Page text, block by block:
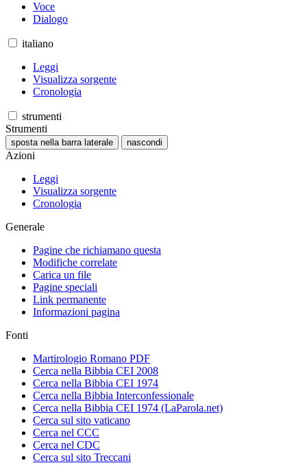
Voce
Dialogo
italiano
Leggi
Visualizza sorgente
Cronologia
strumenti
Strumenti
sposta nella barra laterale nascondi
Azioni
Leggi
Visualizza sorgente
Cronologia
Generale
Pagine che richiamano questa
Modifiche correlate
Carica un file
Pagine speciali
Link permanente
Informazioni pagina
Fonti
Martirologio Romano PDF
Cerca nella Bibbia CEI 2008
Cerca nella Bibbia CEI 1974
Cerca nella Bibbia Interconfessionale
Cerca nella Bibbia CEI 1974 (LaParola.net)
Cerca sul sito vaticano
Cerca nel CCC
Cerca nel CDC
Cerca sul sito Treccani